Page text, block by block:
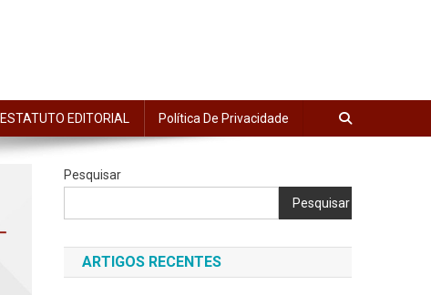
ESTATUTO EDITORIAL Política De Privacidade
Pesquisar
Pesquisar
ARTIGOS RECENTES